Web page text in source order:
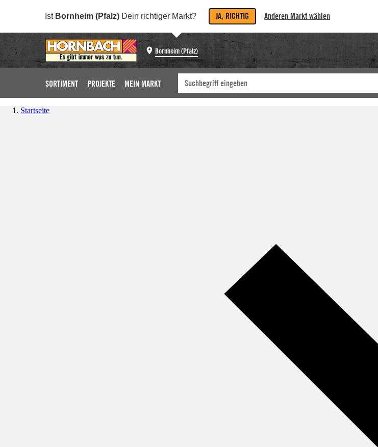
Ist Bornheim (Pfalz) Dein richtiger Markt? JA, RICHTIG Anderen Markt wählen
Bornheim (Pfalz)
SORTIMENT PROJEKTE MEIN MARKT
Startseite